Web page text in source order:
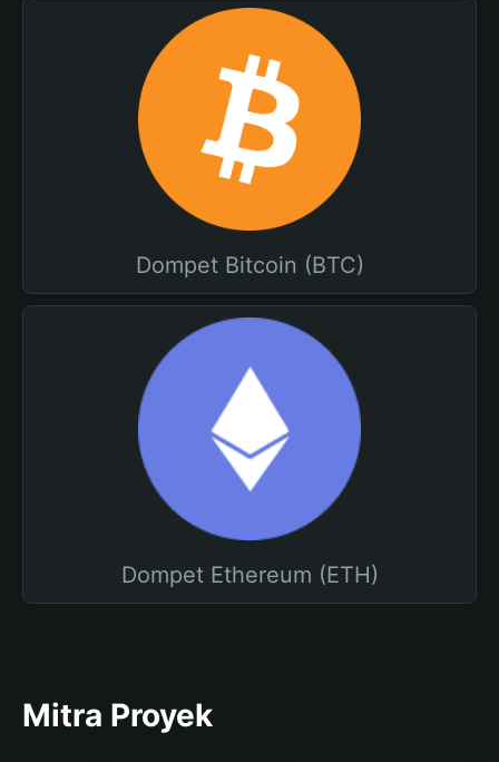
Dompet Bitcoin (BTC)
Dompet Ethereum (ETH)
Mitra Proyek